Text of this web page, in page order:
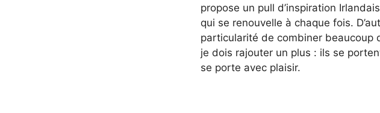
propose un pull d’inspiration
qui se renouvelle à chaque fois.
particularité de combiner beaucoup
je dois rajouter un plus : ils se
se porte avec plaisir.